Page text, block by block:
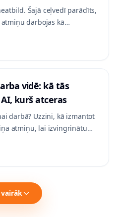
Šajā ceļvedī parādīts,
darbojas kā
atkārtojošos modeļus
nezaudējot kontekstu.
vidē: kā tās
kurš atceras
darbā? Uzzini, kā izmantot
atmiņu, lai izvingrinātu
— un kur šī pieeja
vairāk